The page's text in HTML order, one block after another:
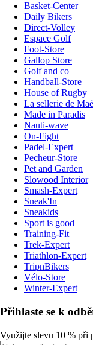
Basket-Center
Daily Bikers
Direct-Volley
Espace Golf
Foot-Store
Gallop Store
Golf and co
Handball-Store
House of Rugby
La sellerie de Maé
Made in Paradis
Nauti-wave
On-Fight
Padel-Expert
Pecheur-Store
Pet and Garden
Slowood Interior
Smash-Expert
Sneak'In
Sneakids
Sport is good
Training-Fit
Trek-Expert
Triathlon-Expert
TripnBikers
Vélo-Store
Winter-Expert
Přihlaste se k
Využijte slevu 10 % při